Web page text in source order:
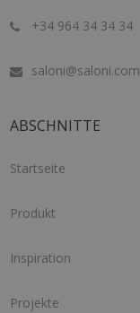
+34 964 34 34 34
saloni@saloni.com
ABSCHNITTE
Startseite
Produkt
Inspiration
Projekte